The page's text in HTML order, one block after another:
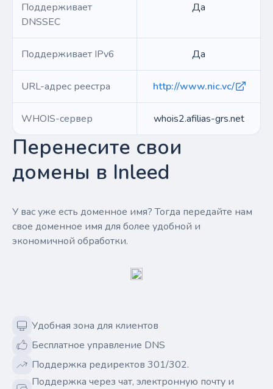
Поддерживает
DNSSEC
Да
Поддерживает IPv6 Да
URL-адрес реестра http://www.nic.vc/
WHOIS-сервер whois2.afilias-grs.net
Перенесите свои
домены в Inleed
У вас уже есть доменное имя? Тогда передайте нам
свое доменное имя для более удобной и
экономичной обработки.
Удобная зона для клиентов
Бесплатное управление DNS
Поддержка редиректов 301/302.
Поддержка через чат, электронную почту и